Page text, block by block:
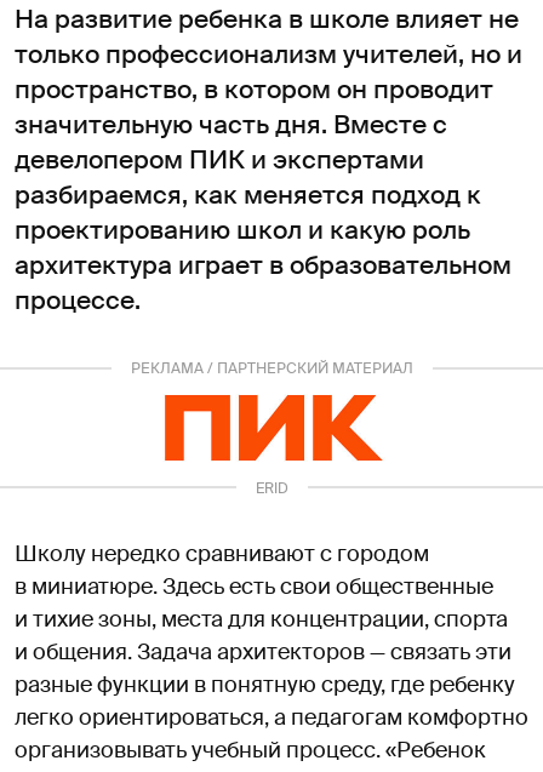
На развитие ребенка в школе влияет не
только профессионализм учителей, но и
пространство, в котором он проводит
значительную часть дня. Вместе с
девелопером ПИК и экспертами
разбираемся, как меняется подход к
проектированию школ и какую роль
архитектура играет в образовательном
процессе.
РЕКЛАМА / ПАРТНЕРСКИЙ МАТЕРИАЛ
ERID
Школу нередко сравнивают с городом
в миниатюре. Здесь есть свои общественные
и тихие зоны, места для концентрации, спорта
и общения. Задача архитекторов — связать эти
разные функции в понятную среду, где ребенку
легко ориентироваться, а педагогам комфортно
организовывать учебный процесс. «Ребенок